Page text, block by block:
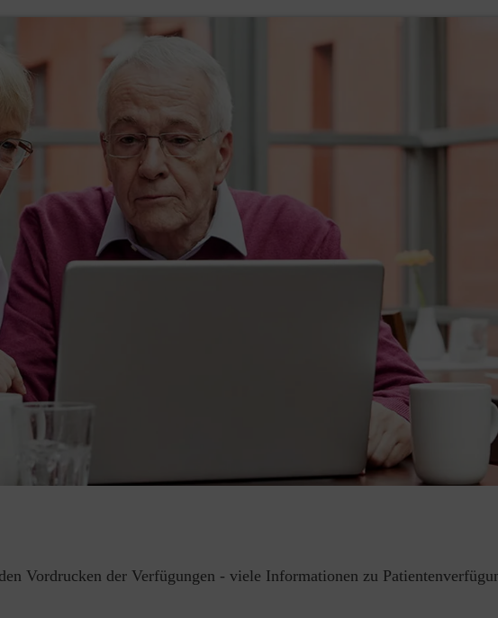
Vordrucken der Verfügungen - viele Informationen zu